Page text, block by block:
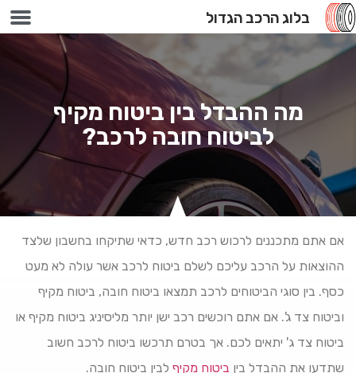
בלוג הרכב הגדול
מה ההבדל בין ביטוח מקיף
לביטוח חובה לרכב?
אם אתם מתכננים לרכוש רכב חדש, כדאי שתיקחו בחשבון שלצד
ההוצאות על הרכב עליכם לשלם ביטוח לרכב אשר עולה לא מעט
כסף. בין סוגי הביטוחים לרכב תמצאו ביטוח חובה, ביטוח מקיף
וביטוח צד ג'. אם אתם רוכשים רכב ישן יותר מליסיניג ביטוח מקיף או
ביטוח צד ג' יתאים לכם. אך בטרם תרכשו ביטוח לרכב חשוב
שתדעו את ההבדל בין ביטוח מקיף לבין ביטוח חובה.